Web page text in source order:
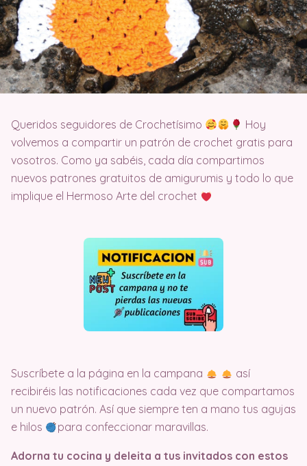
Queridos seguidores de Crochetísimo
Hoy
volvemos a compartir un patrón de crochet gratis para
vosotros. Como ya sabéis, cada día compartimos
nuevos patrones gratuitos de amigurumis y todo lo que
implique el Hermoso Arte del crochet
Suscríbete a la página en la campana
así
recibiréis las notificaciones cada vez que compartamos
un nuevo patrón. Así que siempre ten a mano tus agujas
e hilos
para confeccionar maravillas.
Adorna tu cocina y deleita a tus invitados con estos